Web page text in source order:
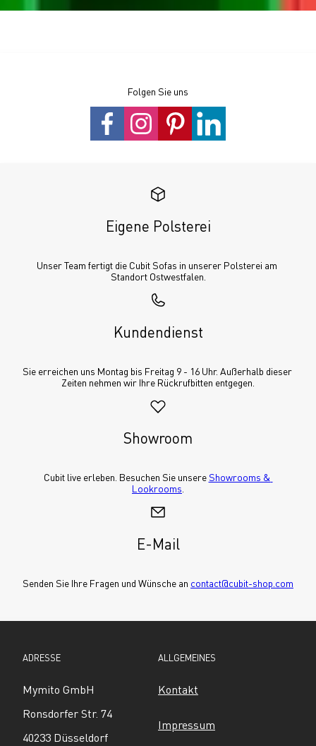
Folgen Sie uns
Eigene Polsterei
Unser Team fertigt die Cubit Sofas in unserer Polsterei am
Standort Ostwestfalen.
Kundendienst
Sie erreichen uns Montag bis Freitag 9 - 16 Uhr. Außerhalb dieser
Zeiten nehmen wir Ihre Rückrufbitten entgegen.
Showroom
Cubit live erleben. Besuchen Sie unsere Showrooms &
Lookrooms
E-Mail
Senden Sie Ihre Fragen und Wünsche an contact@cubit-shop.com
ADRESSE
Mymito GmbH
Ronsdorfer Str. 74
40233 Düsseldorf
ALLGEMEINES
Kontakt
Impressum